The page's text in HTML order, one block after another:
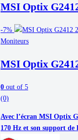
MSI Optix
-7%
Moniteurs
MSI Optix
0 out of 5
(0)
Avec l’écran MSI Optix
170 Hz et son support